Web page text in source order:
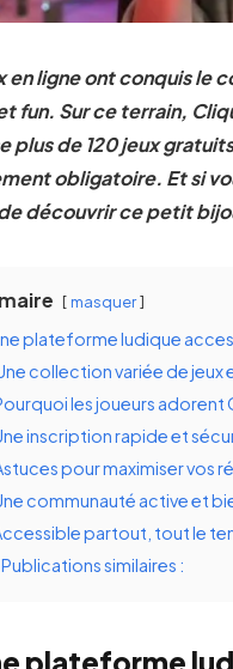
en ligne ont conquis le
fun. Sur ce terrain,
plus de 120 jeux
obligatoire. Et si
découvrir ce petit
masquer
plateforme ludique
collection variée de jeux
les joueurs adorent
inscription rapide et
pour maximiser vos
communauté active et
partout, tout le
Publications similaires :
plateforme